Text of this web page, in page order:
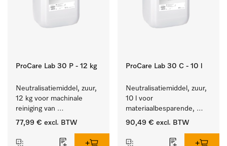
ProCare Lab 30 P - 12 kg
Neutralisatiemiddel, zuur,
12 kg voor machinale
reiniging van
laboratoriumglaswerk en -
77,99 € excl. BTW
ProCare Lab 30 C - 10 l
Neutralisatiemiddel, zuur,
10 l voor
materiaalbesparende,
machinale reiniging van
gerei.
90,49 € excl. BTW